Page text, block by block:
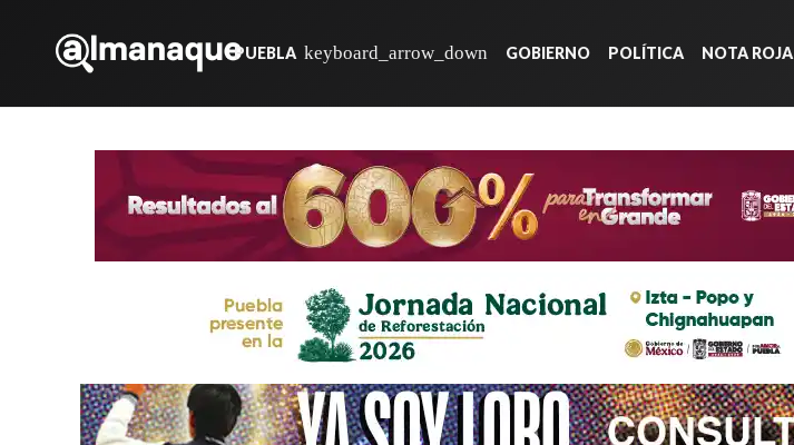
PUEBLA GOBIERNO POLÍTICA NOTA ROJA